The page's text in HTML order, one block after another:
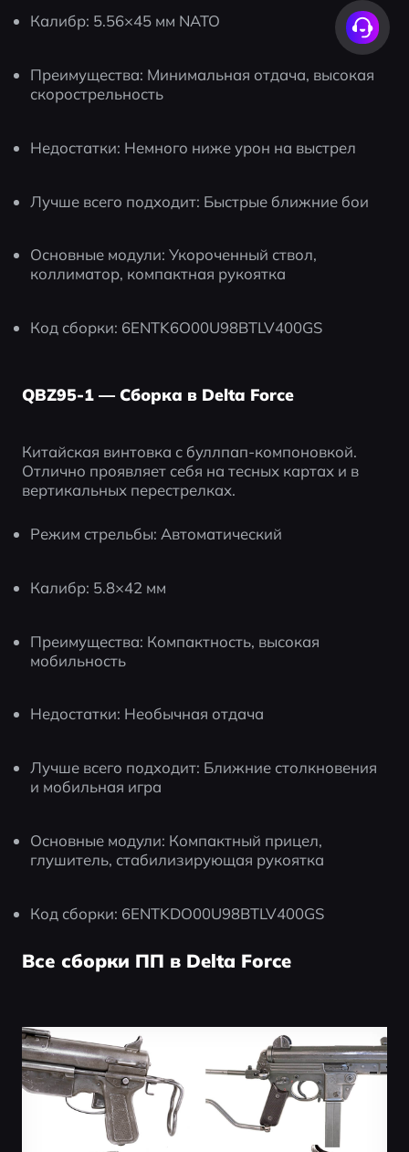
Калибр: 5.56×45 мм NATO
Преимущества: Минимальная отдача, высокая
скорострельность
Недостатки: Немного ниже урон на выстрел
Лучше всего подходит: Быстрые ближние бои
Основные модули: Укороченный ствол,
коллиматор, компактная рукоятка
Код сборки: 6ENTK6O00U98BTLV400GS
QBZ95-1 — Сборка в Delta Force
Китайская винтовка с буллпап-компоновкой.
Отлично проявляет себя на тесных картах и в
вертикальных перестрелках.
Режим стрельбы: Автоматический
Калибр: 5.8×42 мм
Преимущества: Компактность, высокая
мобильность
Недостатки: Необычная отдача
Лучше всего подходит: Ближние столкновения
и мобильная игра
Основные модули: Компактный прицел,
глушитель, стабилизирующая рукоятка
Код сборки: 6ENTKDO00U98BTLV400GS
Все сборки ПП в Delta Force